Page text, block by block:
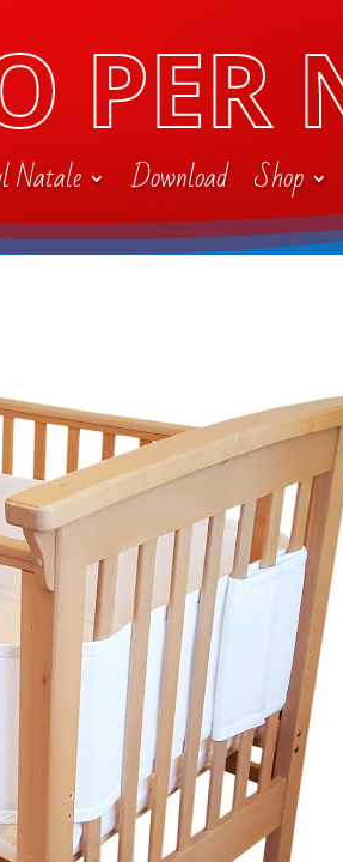
PER
Natale Download Shop